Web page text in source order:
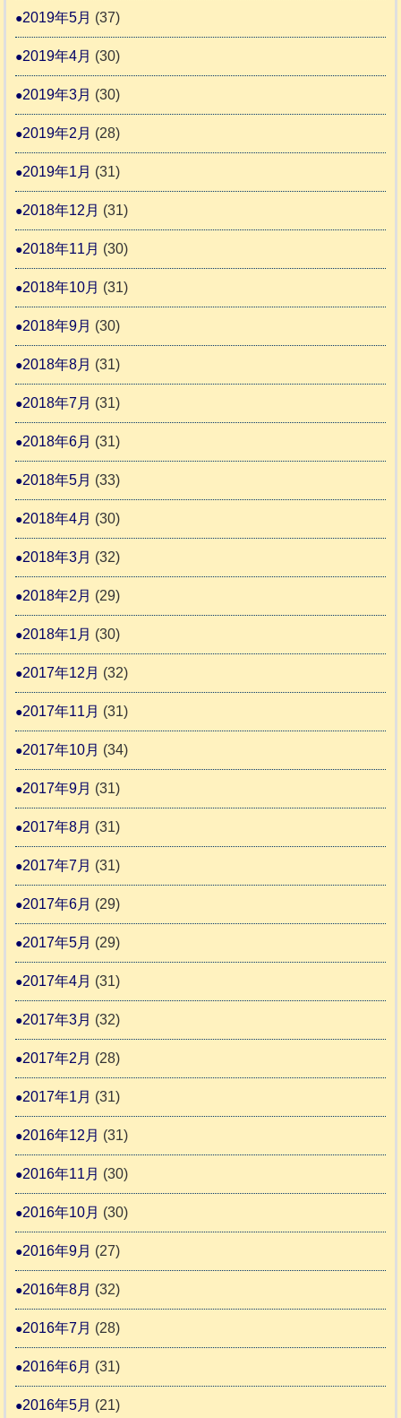
2019年5月 (37)
2019年4月 (30)
2019年3月 (30)
2019年2月 (28)
2019年1月 (31)
2018年12月 (31)
2018年11月 (30)
2018年10月 (31)
2018年9月 (30)
2018年8月 (31)
2018年7月 (31)
2018年6月 (31)
2018年5月 (33)
2018年4月 (30)
2018年3月 (32)
2018年2月 (29)
2018年1月 (30)
2017年12月 (32)
2017年11月 (31)
2017年10月 (34)
2017年9月 (31)
2017年8月 (31)
2017年7月 (31)
2017年6月 (29)
2017年5月 (29)
2017年4月 (31)
2017年3月 (32)
2017年2月 (28)
2017年1月 (31)
2016年12月 (31)
2016年11月 (30)
2016年10月 (30)
2016年9月 (27)
2016年8月 (32)
2016年7月 (28)
2016年6月 (31)
2016年5月 (21)